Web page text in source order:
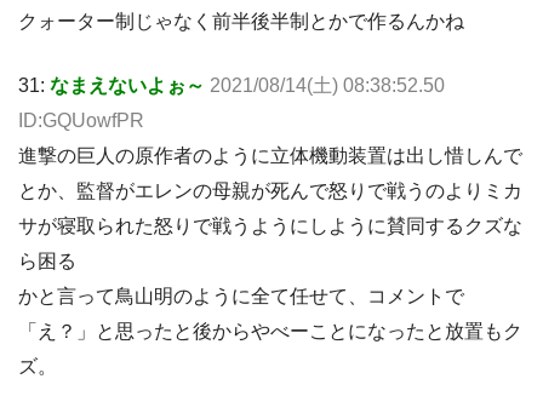
クォーター制じゃなく前半後半制とかで作るんかね
31: なまえないよぉ～ 2021/08/14(土) 08:38:52.50
ID:GQUowfPR
進撃の巨人の原作者のように立体機動装置は出し惜しんで
とか、監督がエレンの母親が死んで怒りで戦うのよりミカ
サが寝取られた怒りで戦うようにしように賛同するクズな
ら困る
かと言って鳥山明のように全て任せて、コメントで
「え？」と思ったと後からやべーことになったと放置もク
ズ。